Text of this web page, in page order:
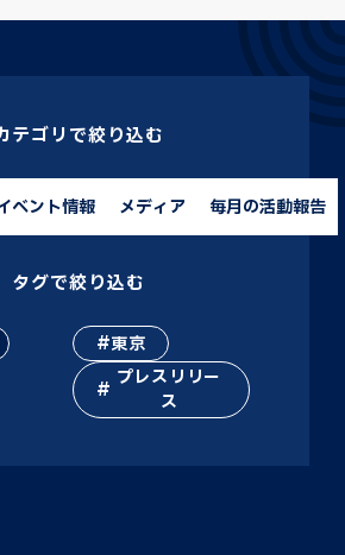
テゴリで絞り込む
ベント情報 メディア 毎月の活動報告
タグで絞り込む
東京
プレスリリー
ス